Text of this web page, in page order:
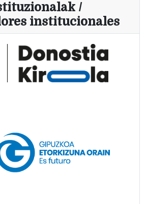
/
institucionales